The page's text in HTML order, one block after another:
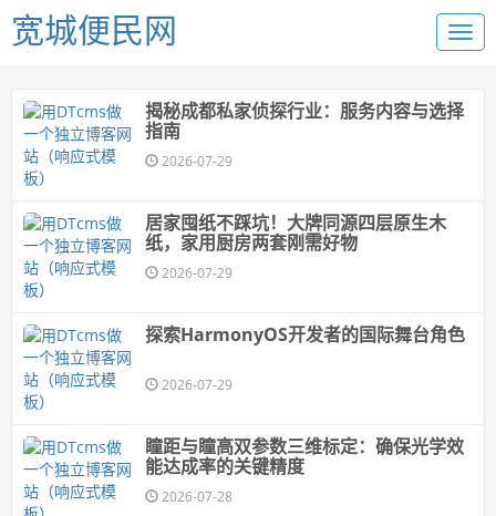
宽城便民网
揭秘成都私家侦探行业：服务内容与选择
指南
2026-07-29
居家囤纸不踩坑！大牌同源四层原生木
纸，家用厨房两套刚需好物
2026-07-29
探索HarmonyOS开发者的国际舞台角色
2026-07-29
瞳距与瞳高双参数三维标定：确保光学效
能达成率的关键精度
2026-07-28